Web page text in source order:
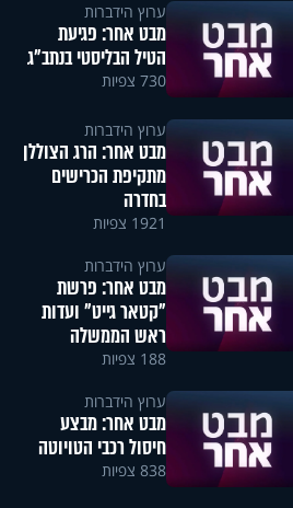
ערוץ הידברות
מבט אחר: פגיעת
הטיל הבליסטי בנתב"ג
730 צפיות
ערוץ הידברות
מבט אחר: הרג הצוללן
מתקיפת הכרישים
בחדרה
1921 צפיות
ערוץ הידברות
מבט אחר: פרשת
"קטאר גייט" ועדות
ראש הממשלה
188 צפיות
ערוץ הידברות
מבט אחר: מבצע
חיסול רכבי הטויוטה
838 צפיות